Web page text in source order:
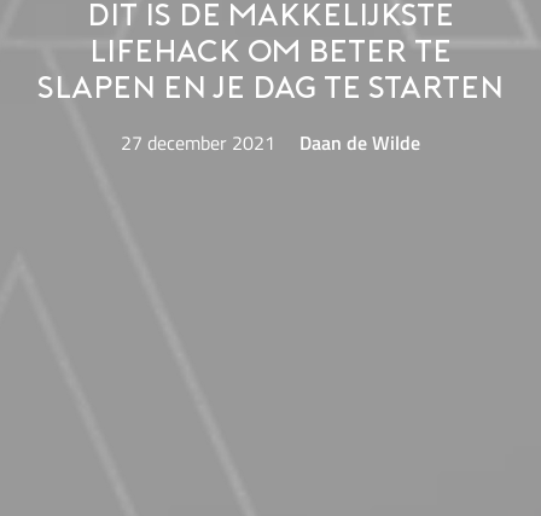
Dit is de makkelijkste
lifehack om beter te
slapen en je dag te starten
27 december 2021 Daan de Wilde